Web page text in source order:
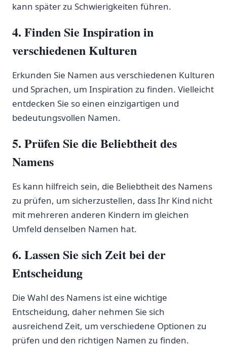
kann später zu Schwierigkeiten⁣ führen.
4. Finden Sie Inspiration in
‍verschiedenen Kulturen
Erkunden Sie Namen aus verschiedenen Kulturen
und Sprachen, um Inspiration zu finden. Vielleicht
entdecken Sie‍ so einen einzigartigen und
⁢bedeutungsvollen Namen.
5. Prüfen Sie ⁢die Beliebtheit des​
Namens
Es kann hilfreich sein, die Beliebtheit des Namens
zu prüfen, um sicherzustellen, ⁢dass Ihr Kind nicht
⁣mit mehreren ‍anderen Kindern im gleichen
Umfeld denselben Namen hat.
6. Lassen Sie sich Zeit bei der⁢
Entscheidung
Die Wahl des Namens ist eine ‍wichtige
Entscheidung, daher nehmen Sie sich
ausreichend ⁣Zeit, um verschiedene Optionen ​zu
prüfen⁤ und den richtigen Namen zu⁣ finden.